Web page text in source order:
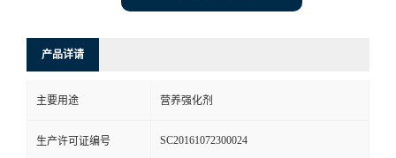
产品详请
主要用途 营养强化剂
生产许可证编号 SC20161072300024